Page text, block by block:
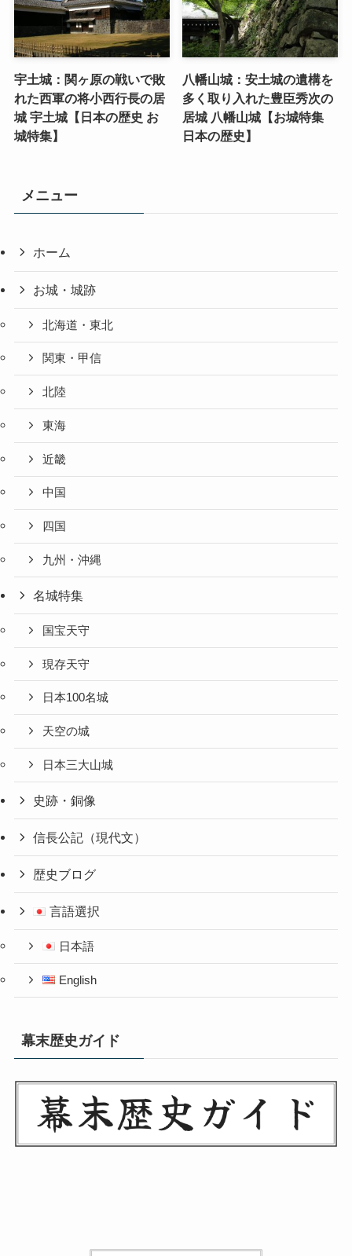
宇土城：関ヶ原の戦いで敗
れた西軍の将小西行長の居
城 宇土城【日本の歴史 お
城特集】
八幡山城：安土城の遺構を
多く取り入れた豊臣秀次の
居城 八幡山城【お城特集
日本の歴史】
メニュー
ホーム
お城・城跡
北海道・東北
関東・甲信
北陸
東海
近畿
中国
四国
九州・沖縄
名城特集
国宝天守
現存天守
日本100名城
天空の城
日本三大山城
史跡・銅像
信長公記（現代文）
歴史ブログ
言語選択
日本語
English
幕末歴史ガイド